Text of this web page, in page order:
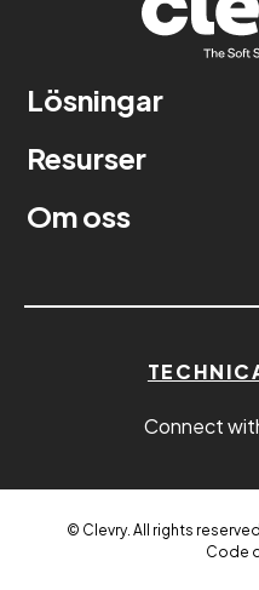
Lösningar
Resurser
Om oss
Connect
© Clevry. All rights reserved.
Code